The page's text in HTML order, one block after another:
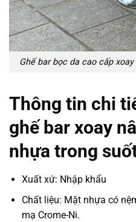
Ghế bar bọc da cao cấp
Thông tin chi
ghế bar xoay
nhựa trong
Xuất xứ: Nhập khẩu
Chất liệu: Mặt nhựa có
mạ Crome-Ni.